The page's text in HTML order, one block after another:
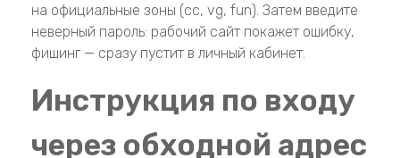
на официальные зоны (cc, vg, fun). Затем введите
неверный пароль: рабочий сайт покажет ошибку,
фишинг — сразу пустит в личный кабинет.
Инструкция по входу
через обходной адрес